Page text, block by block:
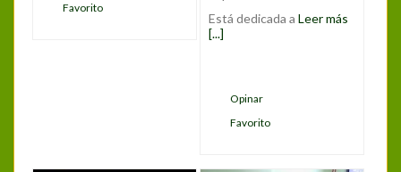
Favorito
Está dedicada aLeer más
[...]
Opinar
Favorito